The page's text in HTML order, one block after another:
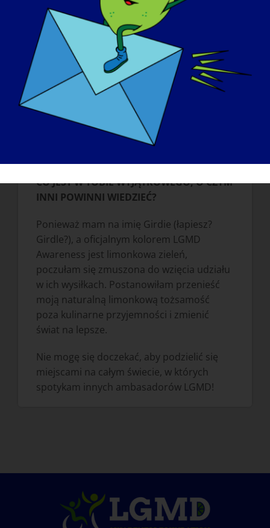
dystrofią mięśniową kończyn dolnych i
osób pracujących nad jej wyleczeniem.
Poza tym uwielbiam robić sobie zdjęcia z
fajnymi ludźmi.
JAKIE JEST NAJWIĘKSZE WYZWANIE BYCIA
"GIRDIE THE LIMEMOJI" I "GIRDIE THE
LGMD AWARENESS AMBASSADOR"?
Poważnie, największym wyzwaniem jest
CO JEST W TOBIE WYJĄTKOWEGO, O CZYM
INNI POWINNI WIEDZIEĆ?
Ponieważ mam na imię Girdie (łapiesz?
Girdle?), a oficjalnym kolorem LGMD
Awareness jest limonkowa zieleń,
poczułam się zmuszona do wzięcia udziału
w ich wysiłkach. Postanowiłam przenieść
moją naturalną limonkową tożsamość
poza kulinarne przyjemności i zmienić
świat na lepsze.
Nie mogę się doczekać, aby podzielić się
miejscami na całym świecie, w których
spotykam innych ambasadorów LGMD!